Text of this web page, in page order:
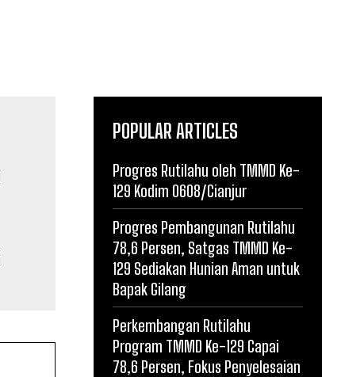
POPULAR ARTICLES
Progres Rutilahu oleh TMMD Ke-
129 Kodim 0608/Cianjur
Progres Pembangunan Rutilahu
78,6 Persen, Satgas TMMD Ke-
129 Sediakan Hunian Aman untuk
Bapak Gilang
Perkembangan Rutilahu
Program TMMD Ke-129 Capai
78,6 Persen, Fokus Penyelesaian